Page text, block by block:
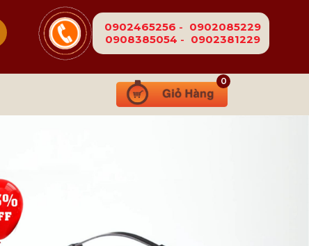
0902465256 - 0902085229
0908385054 - 0902381229
0